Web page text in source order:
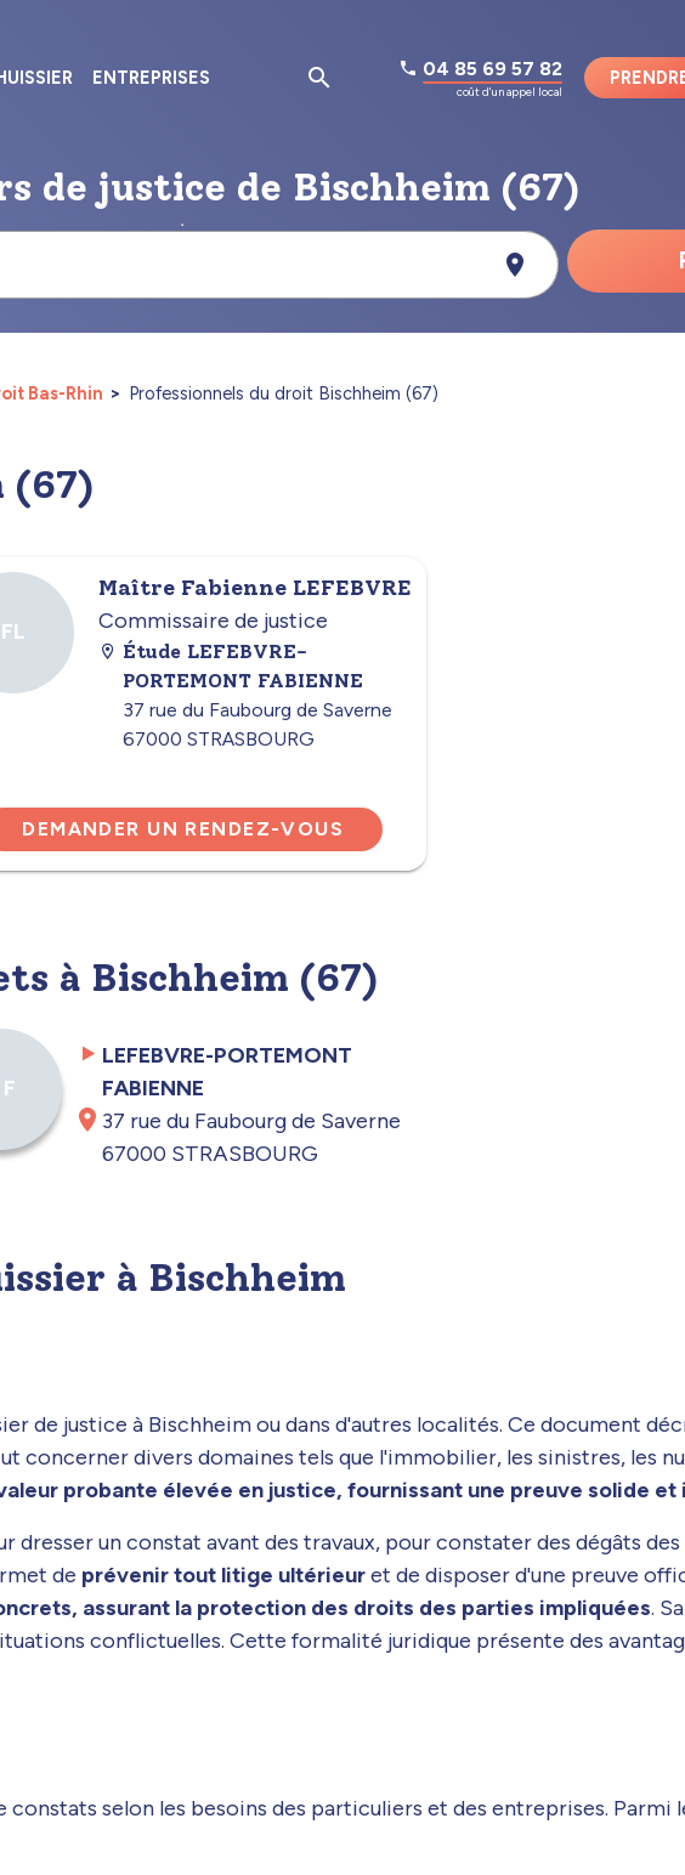
ENTREPRISES 04 85 69 57 82
coût d'un appel local
de justice de Bischheim (67)
Bas-Rhin Professionnels du droit Bischheim (67)
(67)
FL
Maître Fabienne LEFEBVRE
Commissaire de justice
Étude LEFEBVRE-
PORTEMONT FABIENNE
37 rue du Faubourg de Saverne
67000 STRASBOURG
DEMANDER UN RENDEZ-VOUS
à Bischheim (67)
LEFEBVRE-PORTEMONT
FABIENNE
37 rue du Faubourg de Saverne
67000 STRASBOURG
à Bischheim
de justice à Bischheim ou dans d'autres localités. Ce document
concerner divers domaines tels que l'immobilier, les sinistres, les
probante élevée en justice, fournissant une preuve solide et
un constat avant des travaux, pour constater des dégâts des
de prévenir tout litige ultérieuret de disposer d'une preuve
assurant la protection des droits des parties impliquées.
conflictuelles. Cette formalité juridique présente des
selon les besoins des particuliers et des entreprises. Parmi